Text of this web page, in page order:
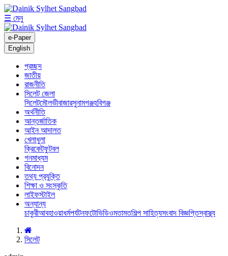
☰ মেনু
e-Paper
English
প্রচ্ছদ
জাতীয়
রাজনীতি
সিলেট জেলা
সিলেটমৌলভীবাজারসুনামগঞ্জহবিগঞ্জ
অর্থনীতি
আন্তর্জাতিক
আইন আদালত
খেলাধুলা
ক্রিকেটফুটবল
গনমাধ্যম
বিনোদন
তথ্য প্রযুক্তি
শিক্ষা ও সংস্কৃতি
লাইফস্টাইল
অন্যান্য
চাকুরীআবহাওয়াধর্মপর্যটনফটোভিডিওমতামতশিল্প সাহিত্যসংবাদ বিজ্ঞপ্তিস্বাস্থ্য
সিলেট